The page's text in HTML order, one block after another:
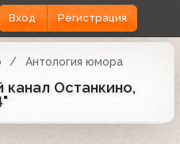
Вход Регистрация
Антология юмора
Останкино,